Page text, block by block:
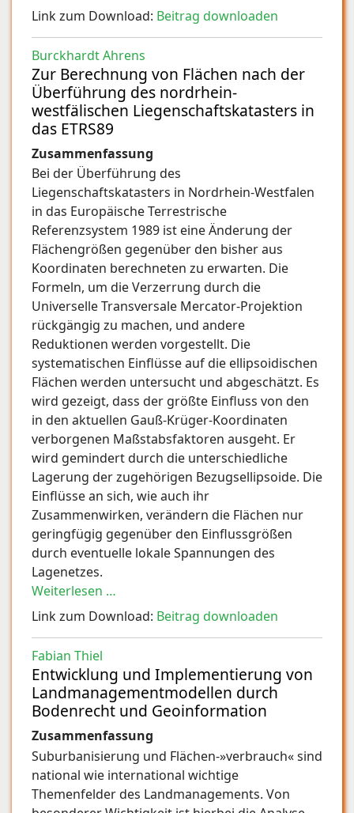
Link zum Download: Beitrag downloaden
Burckhardt Ahrens
Zur Berechnung von Flächen nach der
Überführung des nordrhein-
westfälischen Liegenschaftskatasters in
das ETRS89
Zusammenfassung
Bei der Überführung des
Liegenschaftskatasters in Nordrhein-Westfalen
in das Europäische Terrestrische
Referenzsystem 1989 ist eine Änderung der
Flächengrößen gegenüber den bisher aus
Koordinaten berechneten zu erwarten. Die
Formeln, um die Verzerrung durch die
Universelle Transversale Mercator-Projektion
rückgängig zu machen, und andere
Reduktionen werden vorgestellt. Die
systematischen Einflüsse auf die ellipsoidischen
Flächen werden untersucht und abgeschätzt. Es
wird gezeigt, dass der größte Einfluss von den
in den aktuellen Gauß-Krüger-Koordinaten
verborgenen Maßstabsfaktoren ausgeht. Er
wird gemindert durch die unterschiedliche
Lagerung der zugehörigen Bezugsellipsoide. Die
Einflüsse an sich, wie auch ihr
Zusammenwirken, verändern die Flächen nur
geringfügig gegenüber den Einflussgrößen
durch eventuelle lokale Spannungen des
Lagenetzes.
Weiterlesen …
Link zum Download: Beitrag downloaden
Fabian Thiel
Entwicklung und Implementierung von
Landmanagementmodellen durch
Bodenrecht und Geoinformation
Zusammenfassung
Suburbanisierung und Flächen-»verbrauch« sind
national wie international wichtige
Themenfelder des Landmanagements. Von